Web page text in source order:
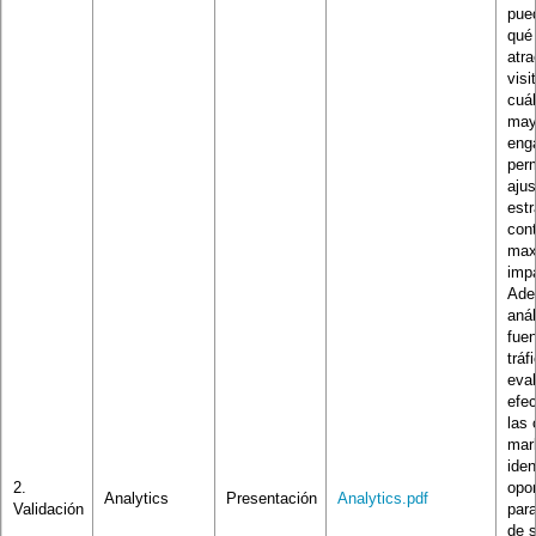
2.
Validación
Analytics Presentación Analytics.pdf
las
de